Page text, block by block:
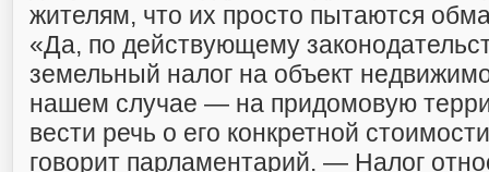
жителям, что их просто пытаются
«Да, по действующему
земельный налог на объект
нашем случае — на придомовую
вести речь о его конкретной
говорит парламентарий. — Налог